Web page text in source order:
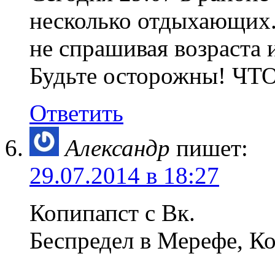
несколько
не спрашивая возраста
Будьте осторожны!
Ответить
Александр пишет:
29.07.2014 в 18:27
Копипапст с Вк.
Беспредел в Мерефе,